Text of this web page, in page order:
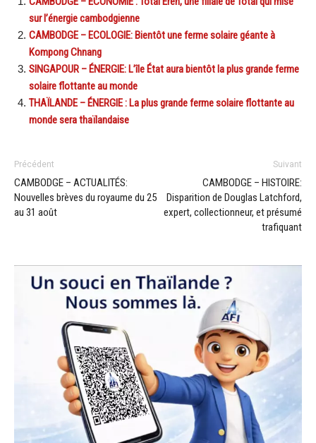
sur l’énergie cambodgienne
CAMBODGE – ECOLOGIE: Bientôt une ferme solaire géante à
Kompong Chnang
SINGAPOUR – ÉNERGIE: L’île État aura bientôt la plus grande ferme
solaire flottante au monde
THAÏLANDE – ÉNERGIE : La plus grande ferme solaire flottante au
monde sera thaïlandaise
Précédent
CAMBODGE – ACTUALITÉS:
Nouvelles brèves du royaume du 25
au 31 août
Suivant
CAMBODGE – HISTOIRE:
Disparition de Douglas Latchford,
expert, collectionneur, et présumé
trafiquant